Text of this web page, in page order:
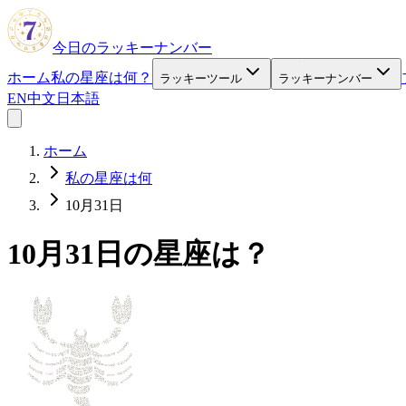
今日のラッキーナンバー
ホーム私の星座は何？ ラッキーツール ラッキーナンバー
EN中文 日本語
ホーム
私の星座は何
10月31日
10月31日の星座は？